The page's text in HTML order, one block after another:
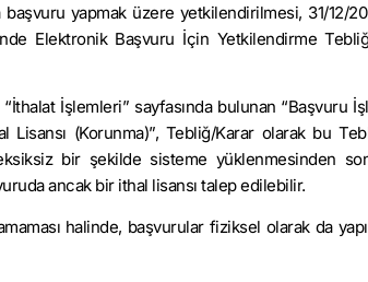
yapmak üzere yetkilendirilmesi, 31/12/
Elektronik Başvuru İçin Yetkilendirme
İşlemleri” sayfasında bulunan “Başvuru
Lisansı (Korunma)”, Tebliğ/Karar olarak bu
bir şekilde sisteme yüklenmesinden
ancak bir ithal lisansı talep edilebilir.
halinde, başvurular fiziksel olarak da